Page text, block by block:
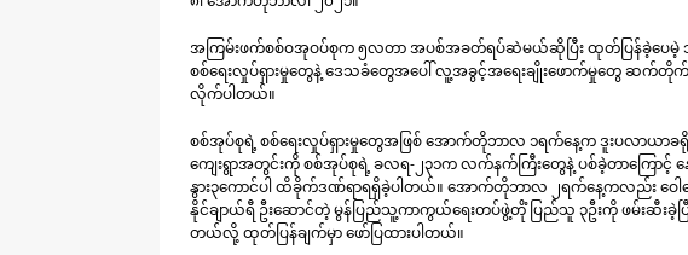
အကြမ်းဖက်စစ်ဝအုဝပ်စုက ၅လတာ အပစ်အခတ်ရပ်ဆဲမယ်ဆိုပြီး ထုတ်ပြန်ခဲ့ပေမဲ့
စစ်ရေးလှုပ်ရှားမှုတွေနဲ့ ဒေသခံတွေအပေါ် လူ့အခွင့်အရေးချိုးဖောက်မှုတွေ ဆ
လိုက်ပါတယ်။
စစ်အုပ်စုရဲ့ စစ်ရေးလှုပ်ရှားမှုတွေအဖြစ် အောက်တိုဘာလ ၁ရက်နေ့က ဒူးပလာယ
ကျေးရွာအတွင်းကို စစ်အုပ်စုရဲ့ ခလရ-၂၃၁က လက်နက်ကြီးတွေနဲ့ ပစ်ခဲ့တာကြောင့်
နွား၃ကောင်ပါ ထိခိုက်ဒဏ်ရာရရှိခဲ့ပါတယ်။ အောက်တိုဘာလ ၂ရက်နေ့ကလည်း ဝေါ
နိုင်ချာယ်ရီ ဦးဆောင်တဲ့ မွန်ပြည်သူ့ကာကွယ်ရေးတပ်ဖွဲ့တိုံ ပြည်သူ ၃ဦးကို ဖမ်းဆီးခဲ့
တယ်လို့ ထုတ်ပြန်ချက်မှာ ဖော်ပြထားပါတယ်။